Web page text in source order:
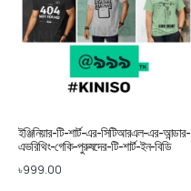
ইঞ্জিনিয়ার-টি-শার্ট-এর-সিটিআরএল-এর-আন্ডার-
এভরিথিং-গেকি-পুরুষদের-টি-শার্ট-ইন-বিডি
৳999.00